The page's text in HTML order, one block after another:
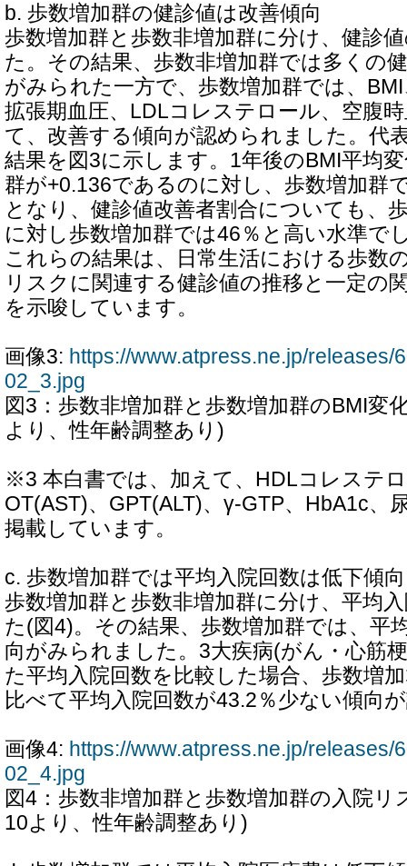
b. 歩数増加群の健診値は改善傾向
歩数増加群と歩数非増加群に分け、健診
た。その結果、歩数非増加群では多くの
がみられた一方で、歩数増加群では、
拡張期血圧、LDLコレステロール、空腹
て、改善する傾向が認められました。代
結果を図3に示します。1年後のBMI平均
群が+0.136であるのに対し、歩数増加群
となり、健診値改善者割合についても、
に対し歩数増加群では46％と高い水準で
これらの結果は、日常生活における歩数
リスクに関連する健診値の推移と一定の
を示唆しています。
画像3: https://www.atpress.ne.jp/releases/
02_3.jpg
図3：歩数非増加群と歩数増加群のBMI変
より、性年齢調整あり)
※3 本白書では、加えて、HDLコレステ
OT(AST)、GPT(ALT)、γ-GTP、HbA1c、
掲載しています。
c. 歩数増加群では平均入院回数は低下傾向
歩数増加群と歩数非増加群に分け、平均
た(図4)。その結果、歩数増加群では、平
向がみられました。3大疾病(がん・心筋
た平均入院回数を比較した場合、歩数増
比べて平均入院回数が43.2％少ない傾向
画像4: https://www.atpress.ne.jp/releases/
02_4.jpg
図4：歩数非増加群と歩数増加群の入院リ
10より、性年齢調整あり)